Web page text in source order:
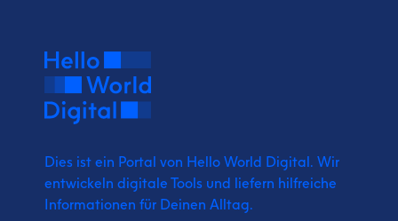
Dies ist ein Portal von Hello World Digital. Wir
entwickeln digitale Tools und liefern hilfreiche
Informationen für Deinen Alltag.